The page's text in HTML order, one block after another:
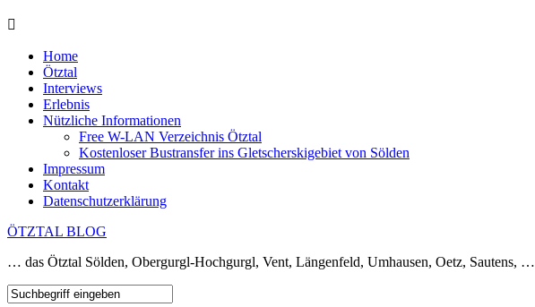
Home
Ötztal
Interviews
Erlebnis
Nützliche Informationen
Free W-LAN Verzeichnis Ötztal
Kostenloser Bustransfer ins Gletscherskigebiet von Sölden
Impressum
Kontakt
Datenschutzerklärung
ÖTZTAL BLOG
… das Ötztal Sölden, Obergurgl-Hochgurgl, Vent, Längenfeld, Umhausen, Oetz, Sautens, …